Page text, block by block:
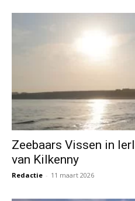
Zeebaars Vissen in
van Kilkenny
Redactie - 11 maart 2026